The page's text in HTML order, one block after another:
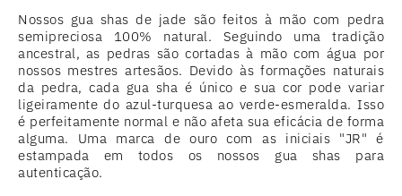
Nossos gua shas de jade são feitos à mão com pedra
semipreciosa 100% natural. Seguindo uma tradição
ancestral, as pedras são cortadas à mão com água por
nossos mestres artesãos. Devido às formações naturais
da pedra, cada gua sha é único e sua cor pode variar
ligeiramente do azul-turquesa ao verde-esmeralda. Isso
é perfeitamente normal e não afeta sua eficácia de forma
alguma. Uma marca de ouro com as iniciais "JR" é
estampada em todos os nossos gua shas para
autenticação.